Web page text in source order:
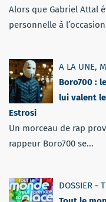
Alors que Gabriel Attal
personnelle à
A LA UNE,
Boro700 :
lui valent
Estrosi
Un morceau de rap
rappeur Boro700 se...
DOSSIER -